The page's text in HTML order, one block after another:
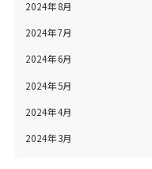
2024年8月
2024年7月
2024年6月
2024年5月
2024年4月
2024年3月